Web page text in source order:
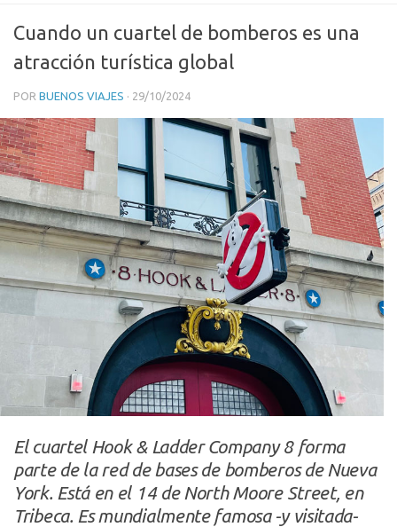
Cuando un cuartel de bomberos es una
atracción turística global
POR BUENOS VIAJES · 29/10/2024
El cuartel Hook & Ladder Company 8 forma
parte de la red de bases de bomberos de Nueva
York. Está en el 14 de North Moore Street, en
Tribeca. Es mundialmente famosa -y visitada-